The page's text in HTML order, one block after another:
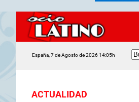
España, 7 de Agosto de 2026 14:05h
ACTUALIDAD